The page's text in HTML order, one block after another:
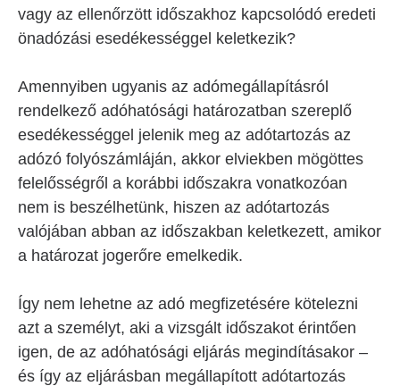
vagy az ellenőrzött időszakhoz kapcsolódó eredeti
önadózási esedékességgel keletkezik?
Amennyiben ugyanis az adómegállapításról
rendelkező adóhatósági határozatban szereplő
esedékességgel jelenik meg az adótartozás az
adózó folyószámláján, akkor elviekben mögöttes
felelősségről a korábbi időszakra vonatkozóan
nem is beszélhetünk, hiszen az adótartozás
valójában abban az időszakban keletkezett, amikor
a határozat jogerőre emelkedik.
Így nem lehetne az adó megfizetésére kötelezni
azt a személyt, aki a vizsgált időszakot érintően
igen, de az adóhatósági eljárás megindításakor –
és így az eljárásban megállapított adótartozás